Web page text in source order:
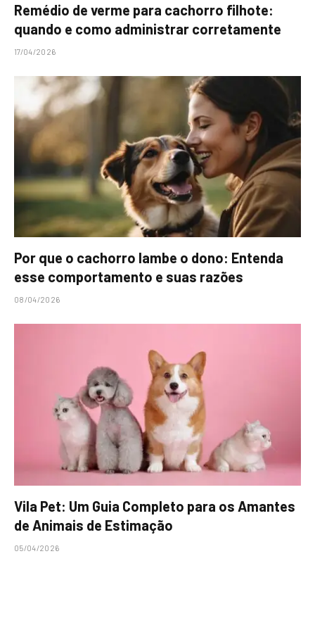
Remédio de verme para cachorro filhote:
quando e como administrar corretamente
17/04/2026
Por que o cachorro lambe o dono: Entenda
esse comportamento e suas razões
08/04/2026
Vila Pet: Um Guia Completo para os Amantes
de Animais de Estimação
05/04/2026